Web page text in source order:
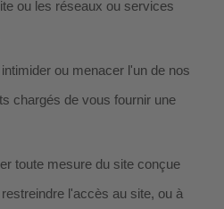
ou les réseaux ou services
ou menacer l'un de nos
chargés de vous fournir une
toute mesure du site conçue
l'accès au site, ou à